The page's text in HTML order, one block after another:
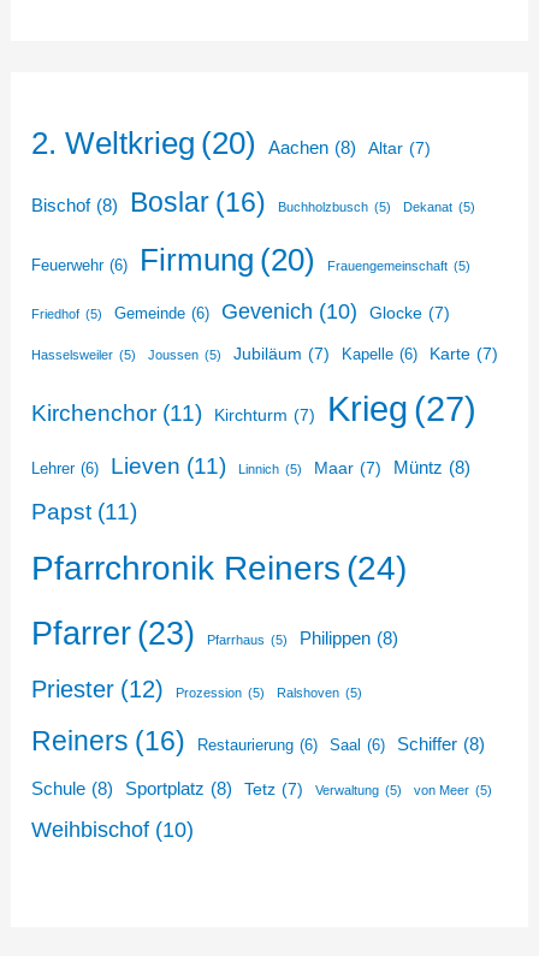
2. Weltkrieg (20) Aachen (8) Altar (7)
Bischof (8) Boslar (16) Buchholzbusch (5) Dekanat (5)
Feuerwehr (6) Firmung (20) Frauengemeinschaft (5)
Friedhof (5) Gemeinde (6) Gevenich (10) Glocke (7)
Hasselsweiler (5) Joussen (5) Jubiläum (7) Kapelle (6) Karte (7)
Kirchenchor (11) Kirchturm (7) Krieg (27)
Lehrer (6) Lieven (11) Linnich (5) Maar (7) Müntz (8)
Papst (11)
Pfarrchronik Reiners (24)
Pfarrer(23) Pfarrhaus (5) Philippen (8)
Priester (12) Prozession (5) Ralshoven (5)
Reiners (16) Restaurierung (6) Saal (6) Schiffer (8)
Schule (8) Sportplatz (8) Tetz (7) Verwaltung (5) von Meer (5)
Weihbischof (10)